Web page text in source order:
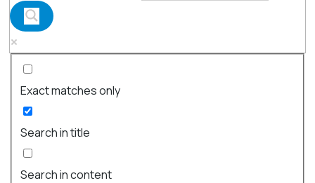
Exact matches only
Search in title
Search in content